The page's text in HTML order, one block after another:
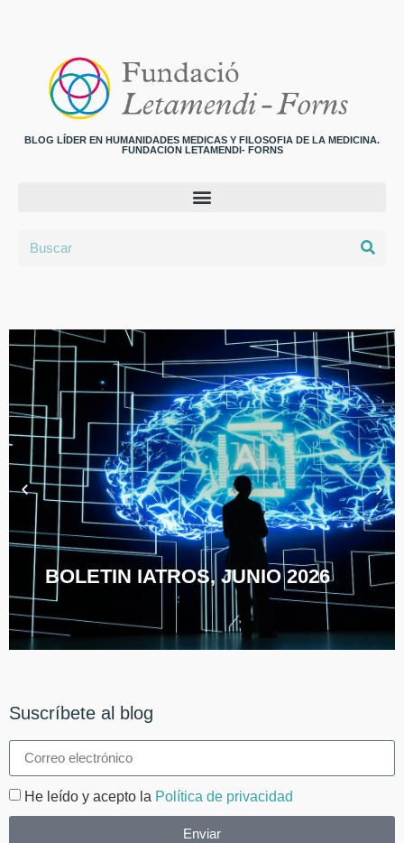
BLOG LÍDER EN HUMANIDADES MEDICAS Y FILOSOFIA DE LA MEDICINA.
FUNDACION LETAMENDI- FORNS
BOLETIN IATROS, JUNIO 2026
Suscríbete al blog
He leído y acepto la Política de privacidad
Enviar